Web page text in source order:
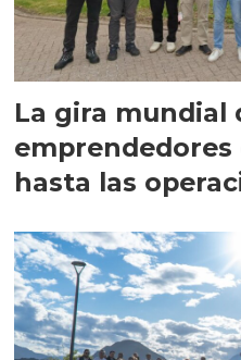
La gira mundial
hasta las